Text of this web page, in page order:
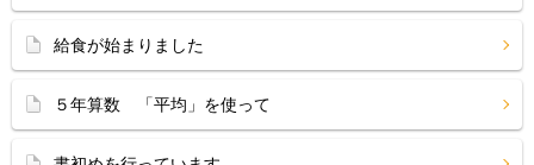
給食が始まりました
５年算数 「平均」を使って